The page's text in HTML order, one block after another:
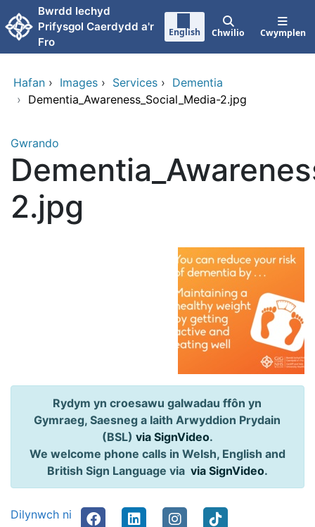
Neidio i'r prif gynnwy
Bwrdd Iechyd
Prifysgol Caerdydd a'r
Fro
English Chwilio Cwymplen
Hafan › Images › Services › Dementia
› Dementia_Awareness_Social_Media-2.jpg
Gwrando
2.jpg
Rydym yn croesawu galwadau ffôn yn
Gymraeg, Saesneg a Iaith Arwyddion Prydain
(BSL) via SignVideo.
We welcome phone calls in Welsh, English and
British Sign Language via via SignVideo.
Dilynwch ni